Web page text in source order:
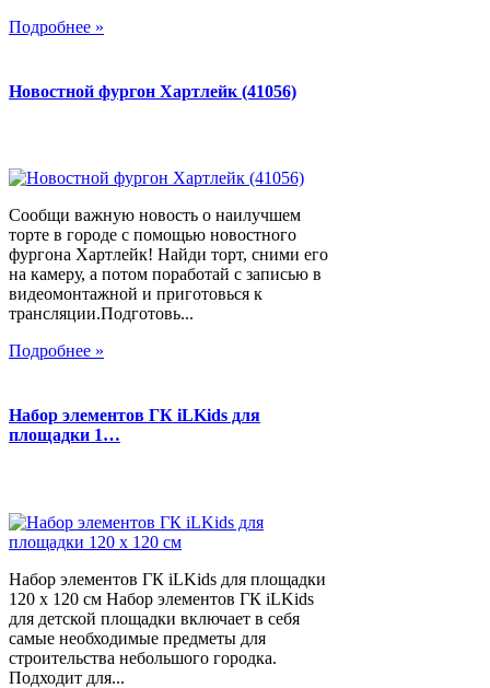
Подробнее »
Новостной фургон Хартлейк (41056)
Сообщи важную новость о наилучшем
торте в городе с помощью новостного
фургона Хартлейк! Найди торт, сними его
на камеру, а потом поработай с записью в
видеомонтажной и приготовься к
трансляции.Подготовь...
Подробнее »
Набор элементов ГК iLKids для
площадки 1…
Набор элементов ГК iLKids для площадки
120 х 120 см Набор элементов ГК iLKids
для детской площадки включает в себя
самые необходимые предметы для
строительства небольшого городка.
Подходит для...